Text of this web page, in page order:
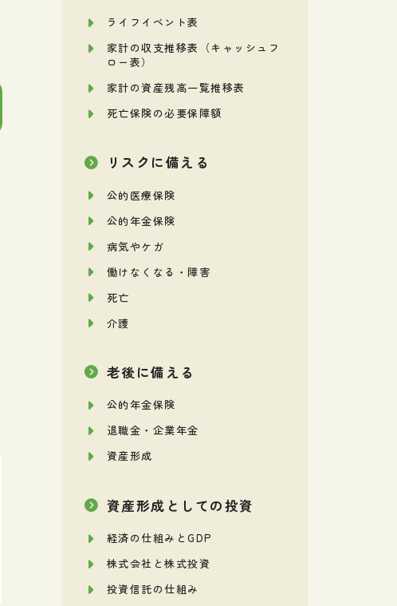
ライフイベント表
家計の収支推移表（キャッシュフ
ロー表）
家計の資産残高一覧推移表
死亡保険の必要保障額
リスクに備える
公的医療保険
公的年金保険
病気やケガ
働けなくなる・障害
死亡
介護
老後に備える
公的年金保険
退職金・企業年金
資産形成
資産形成としての投資
経済の仕組みとGDP
株式会社と株式投資
投資信託の仕組み